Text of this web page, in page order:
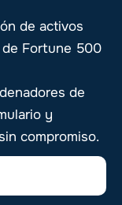
de activos
de Fortune 500
de
y
compromiso.